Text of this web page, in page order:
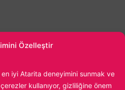
Özelleştir
en iyi Atarita deneyimini sunmak ve
kullanıyor, gizliliğine önem